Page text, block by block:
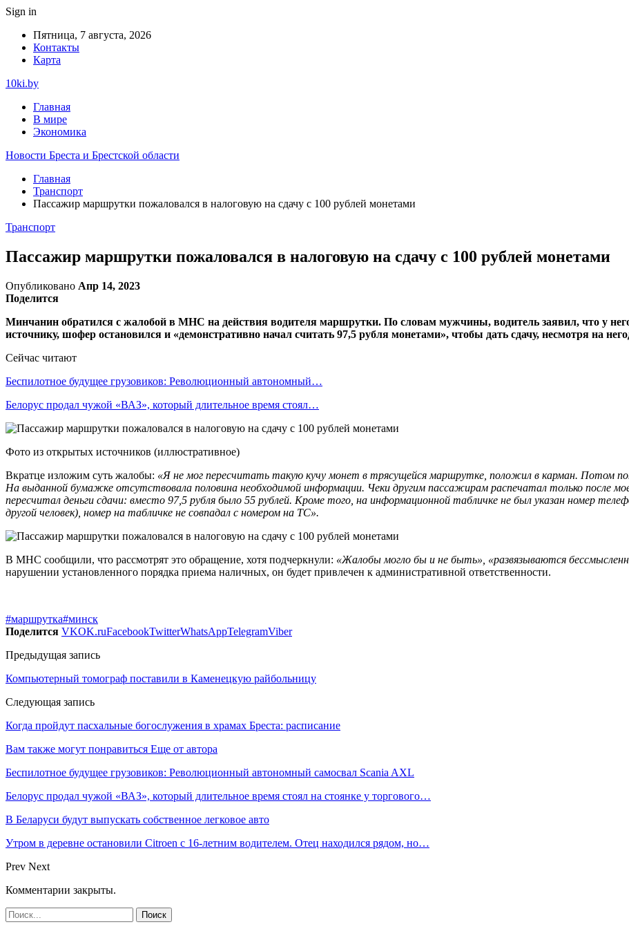
Sign in
Пятница, 7 августа, 2026
Контакты
Карта
10ki.by
Главная
В мире
Экономика
Новости Бреста и Брестской области
Главная
Транспорт
Пассажир маршрутки пожаловался в налоговую на сдачу с 100 рублей монетами
Транспорт
Пассажир маршрутки пожаловался в налоговую на сдачу с 100 рублей монетами
Опубликовано Апр 14, 2023
Поделится
Минчанин обратился с жалобой в МНС на действия водителя маршрутки. По словам мужчины, водитель заявил, что у
источнику, шофер остановился и «демонстративно начал считать 97,5 рубля монетами», чтобы дать сдачу, несмотря на
Сейчас читают
Беспилотное будущее грузовиков: Революционный автономный…
Белорус продал чужой «ВАЗ», который длительное время стоял…
Фото из открытых источников (иллюстративное)
Вкратце изложим суть жалобы: «Я не мог пересчитать такую кучу монет в трясущейся маршрутке, положил в карман. Потом
На выданной бумажке отсутствовала половина необходимой информации. Чеки другим пассажирам распечатал только после
пересчитал деньги сдачи: вместо 97,5 рубля было 55 рублей. Кроме того, на информационной табличке не был указан номер
другой человек), номер на табличке не совпадал с номером на ТС».
В МНС сообщили, что рассмотрят это обращение, хотя подчеркнули: «Жалобы могло бы и не быть», «развязываются
нарушении установленного порядка приема наличных, он будет привлечен к административной ответственности.
#маршрутка#минск
Поделится VKOK.ruFacebookTwitterWhatsAppTelegramViber
Предыдущая запись
Компьютерный томограф поставили в Каменецкую райбольницу
Следующая запись
Когда пройдут пасхальные богослужения в храмах Бреста: расписание
Вам также могут понравиться Еще от автора
Беспилотное будущее грузовиков: Революционный автономный самосвал Scania AXL
Белорус продал чужой «ВАЗ», который длительное время стоял на стоянке у торгового…
В Беларуси будут выпускать собственное легковое авто
Утром в деревне остановили Citroen с 16-летним водителем. Отец находился рядом, но…
Prev Next
Комментарии закрыты.